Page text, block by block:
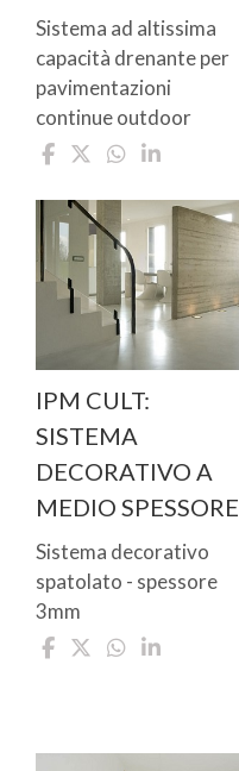
Sistema ad altissima
capacità drenante per
pavimentazioni
continue outdoor
IPM CULT:
SISTEMA
DECORATIVO A
MEDIO SPESSORE
Sistema decorativo
spatolato - spessore
3mm